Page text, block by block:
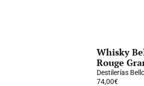
Whisky
Rouge
Destilerías
74,00€